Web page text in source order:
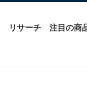
リサーチ 注目の商